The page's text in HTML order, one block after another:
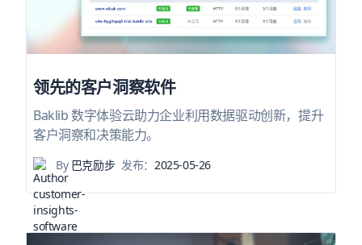
领先的客户洞察软件
Baklib 数字体验云助力企业利用数据驱动创新，提升
客户洞察和决策能力。
By巴克励步 发布：2025-05-26